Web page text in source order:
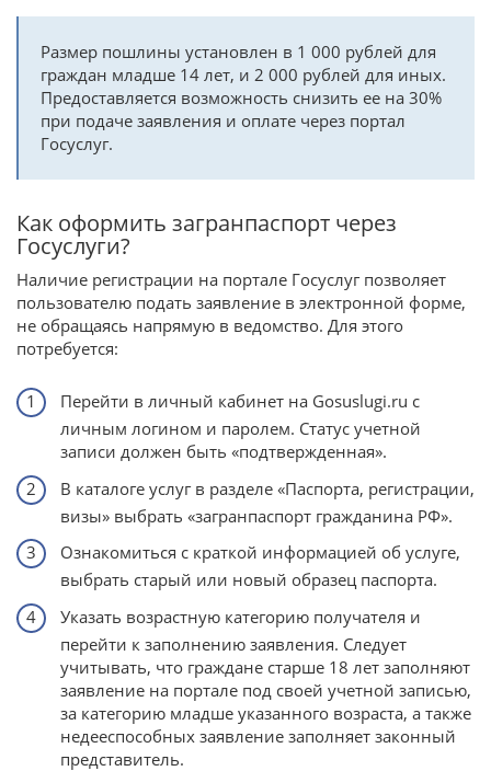
Размер пошлины установлен в 1 000 рублей для
граждан младше 14 лет, и 2 000 рублей для иных.
Предоставляется возможность снизить ее на 30%
при подаче заявления и оплате через портал
Госуслуг.
Как оформить загранпаспорт через
Госуслуги?
Наличие регистрации на портале Госуслуг позволяет
пользователю подать заявление в электронной форме,
не обращаясь напрямую в ведомство. Для этого
потребуется:
Перейти в личный кабинет на Gosuslugi.ru с
личным логином и паролем. Статус учетной
записи должен быть «подтвержденная».
В каталоге услуг в разделе «Паспорта, регистрации,
визы» выбрать «загранпаспорт гражданина РФ».
Ознакомиться с краткой информацией об услуге,
выбрать старый или новый образец паспорта.
Указать возрастную категорию получателя и
перейти к заполнению заявления. Следует
учитывать, что граждане старше 18 лет заполняют
заявление на портале под своей учетной записью,
за категорию младше указанного возраста, а также
недееспособных заявление заполняет законный
представитель.